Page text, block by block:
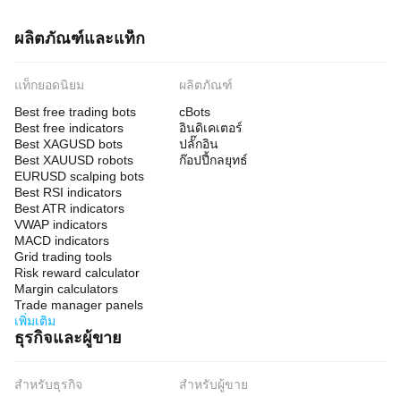
ผลิตภัณฑ์และแท็ก
แท็กยอดนิยม
Best free trading bots
Best free indicators
Best XAGUSD bots
Best XAUUSD robots
EURUSD scalping bots
Best RSI indicators
Best ATR indicators
VWAP indicators
MACD indicators
Grid trading tools
Risk reward calculator
Margin calculators
Trade manager panels
เพิ่มเติม
ผลิตภัณฑ์
cBots
อินดิเคเตอร์
ปลั๊กอิน
ก๊อปปี้กลยุทธ์
ธุรกิจและผู้ขาย
สำหรับธุรกิจ
สำหรับผู้ขาย